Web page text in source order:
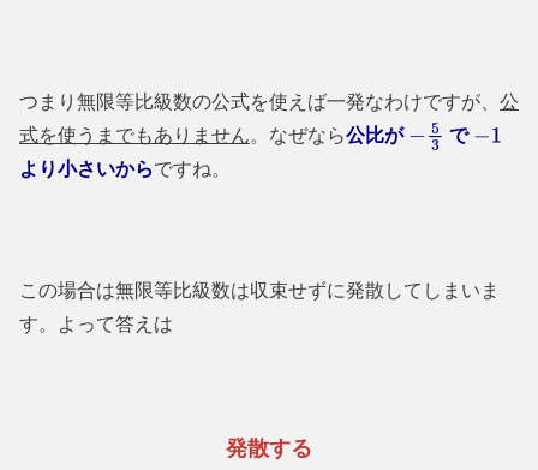
つまり無限等比級数の公式を使えば一発なわけですが、 公
式を使うまでもありません。なぜなら公比が −53 で −1
より小さいからですね。
この場合は無限等比級数は収束せずに発散してしまいま
す。よって答えは
発散する